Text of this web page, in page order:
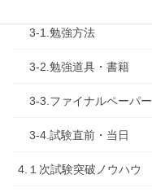
3-1.勉強方法
3-2.勉強道具・書籍
3-3.ファイナルペーパー
3-4.試験直前・当日
4.１次試験突破ノウハウ